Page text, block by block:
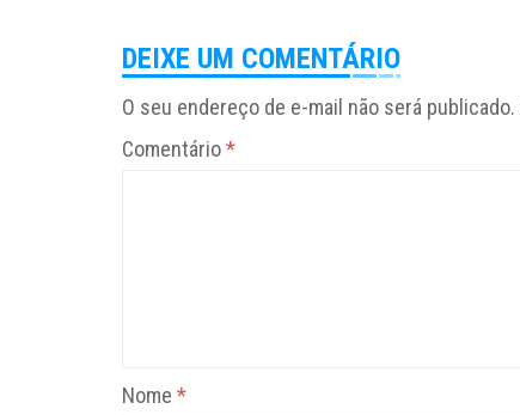
DEIXE UM COMENTÁRIO
O seu endereço de e-mail não será publicado.
Comentário*
Nome *